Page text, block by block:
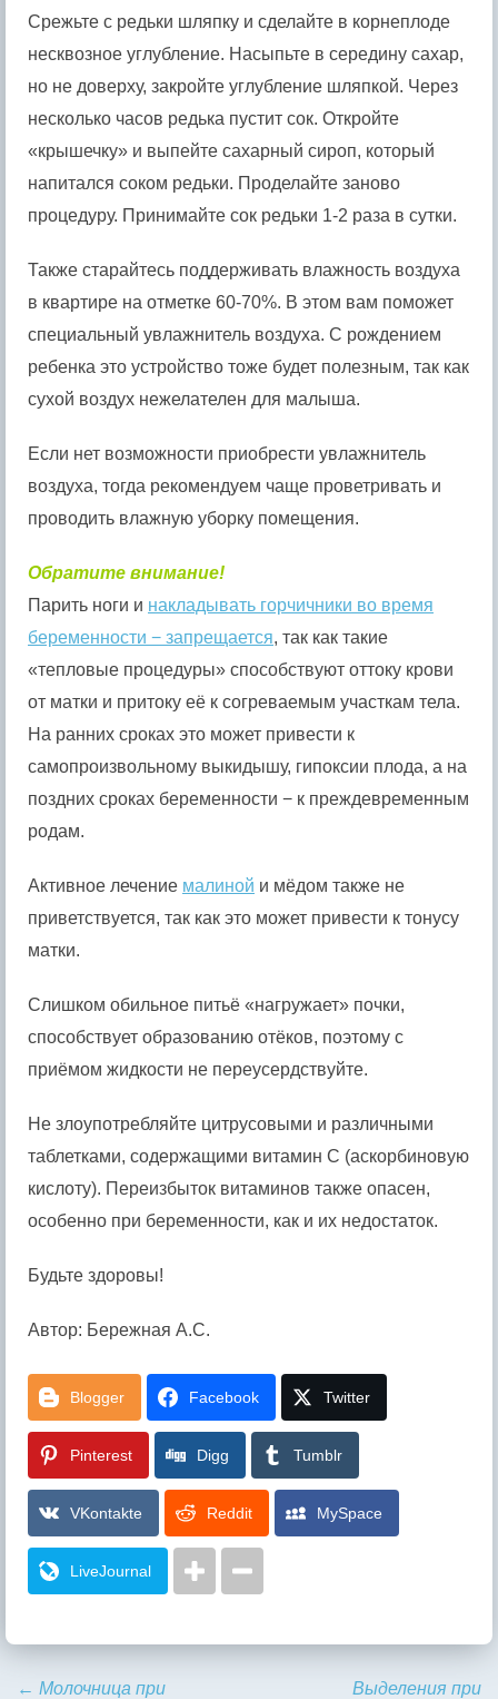
Срежьте с редьки шляпку и сделайте в корнеплоде
несквозное углубление. Насыпьте в середину сахар,
но не доверху, закройте углубление шляпкой. Через
несколько часов редька пустит сок. Откройте
«крышечку» и выпейте сахарный сироп, который
напитался соком редьки. Проделайте заново
процедуру. Принимайте сок редьки 1-2 раза в сутки.
Также старайтесь поддерживать влажность воздуха
в квартире на отметке 60-70%. В этом вам поможет
специальный увлажнитель воздуха. С рождением
ребенка это устройство тоже будет полезным, так как
сухой воздух нежелателен для малыша.
Если нет возможности приобрести увлажнитель
воздуха, тогда рекомендуем чаще проветривать и
проводить влажную уборку помещения.
Обратите внимание!
Парить ноги и накладывать горчичники во время
беременности − запрещается, так как такие
«тепловые процедуры» способствуют оттоку крови
от матки и притоку её к согреваемым участкам тела.
На ранних сроках это может привести к
самопроизвольному выкидышу, гипоксии плода, а на
поздних сроках беременности − к преждевременным
родам.
Активное лечение малиной и мёдом также не
приветствуется, так как это может привести к тонусу
матки.
Слишком обильное питьё «нагружает» почки,
способствует образованию отёков, поэтому с
приёмом жидкости не переусердствуйте.
Не злоупотребляйте цитрусовыми и различными
таблетками, содержащими витамин C (аскорбиновую
кислоту). Переизбыток витаминов также опасен,
особенно при беременности, как и их недостаток.
Будьте здоровы!
Автор: Бережная А.С.
Blogger Facebook Twitter
Pinterest Digg Tumblr
VKontakte Reddit MySpace
LiveJournal
← Молочница при
Выделения при